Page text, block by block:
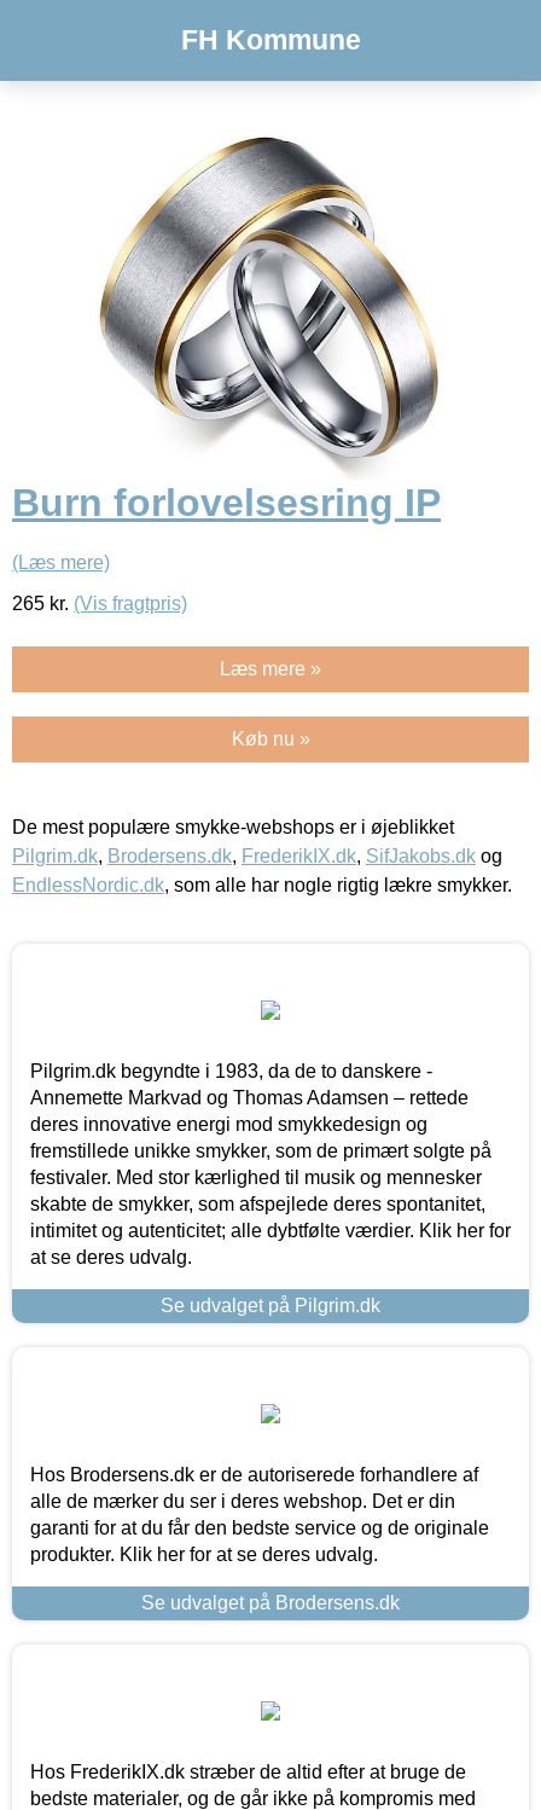
FH Kommune
Burn forlovelsesring IP
(Læs mere)
265 kr. (Vis fragtpris)
Læs mere »
Køb nu »
De mest populære smykke-webshops er i øjeblikket
Pilgrim.dk, Brodersens.dk, FrederikIX.dk, SifJakobs.dk og
EndlessNordic.dk, som alle har nogle rigtig lækre smykker.
Pilgrim.dk begyndte i 1983, da de to danskere -
Annemette Markvad og Thomas Adamsen – rettede
deres innovative energi mod smykkedesign og
fremstillede unikke smykker, som de primært solgte på
festivaler. Med stor kærlighed til musik og mennesker
skabte de smykker, som afspejlede deres spontanitet,
intimitet og autenticitet; alle dybtfølte værdier. Klik her for
at se deres udvalg.
Se udvalget på Pilgrim.dk
Hos Brodersens.dk er de autoriserede forhandlere af
alle de mærker du ser i deres webshop. Det er din
garanti for at du får den bedste service og de originale
produkter. Klik her for at se deres udvalg.
Se udvalget på Brodersens.dk
Hos FrederikIX.dk stræber de altid efter at bruge de
bedste materialer, og de går ikke på kompromis med